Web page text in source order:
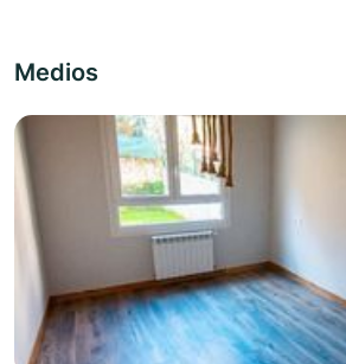
Medios